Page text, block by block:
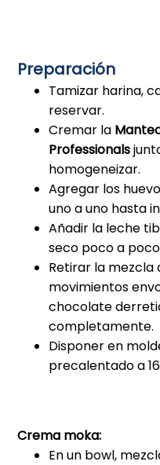
Preparación
Tamizar harina,
reservar.
Cremar la
Professionals
homogeneizar.
Agregar los
uno a uno hasta
Añadir la leche
seco poco a
Retirar la mezcla
movimientos
chocolate
completamente.
Disponer en
precalentado a
Crema moka:
En un bowl,